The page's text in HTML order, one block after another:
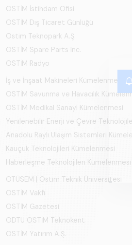
OSTİM İstihdam Ofisi
OSTİM Dış Ticaret Günlüğü
Ostim Teknopark A.Ş.
OSTİM Spare Parts Inc.
OSTİM Radyo
İş ve İnşaat Makineleri Kümelenmesi
OSTİM Savunma ve Havacılık
OSTİM Medikal Sanayi Kümelenmesi
Yenilenebilir Enerji ve Çevre
Anadolu Raylı Ulaşım Sistemleri
Kauçuk Teknolojileri Kümelenmesi
Haberleşme Teknolojileri Kümelenmesi
OTÜSEM | Ostim Teknik Üniversitesi
OSTİM Vakfı
OSTİM Gazetesi
ODTÜ OSTİM Teknokent
OSTİM Yatırım A.Ş.